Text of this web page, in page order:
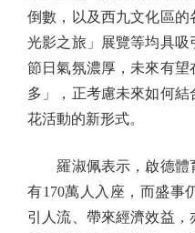
倒數，以及西九文化區
光影之旅」展覽等均具
節日氣氛濃厚，未來有
多」，正考慮未來如何
花活動的新形式。
羅淑佩表示，啟德體
有170萬人入座，而盛事
引人流、帶來經濟效益